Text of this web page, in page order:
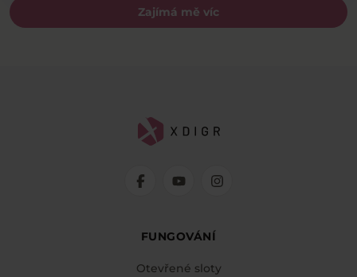
Zajímá mě víc
FUNGOVÁNÍ
Otevřené sloty